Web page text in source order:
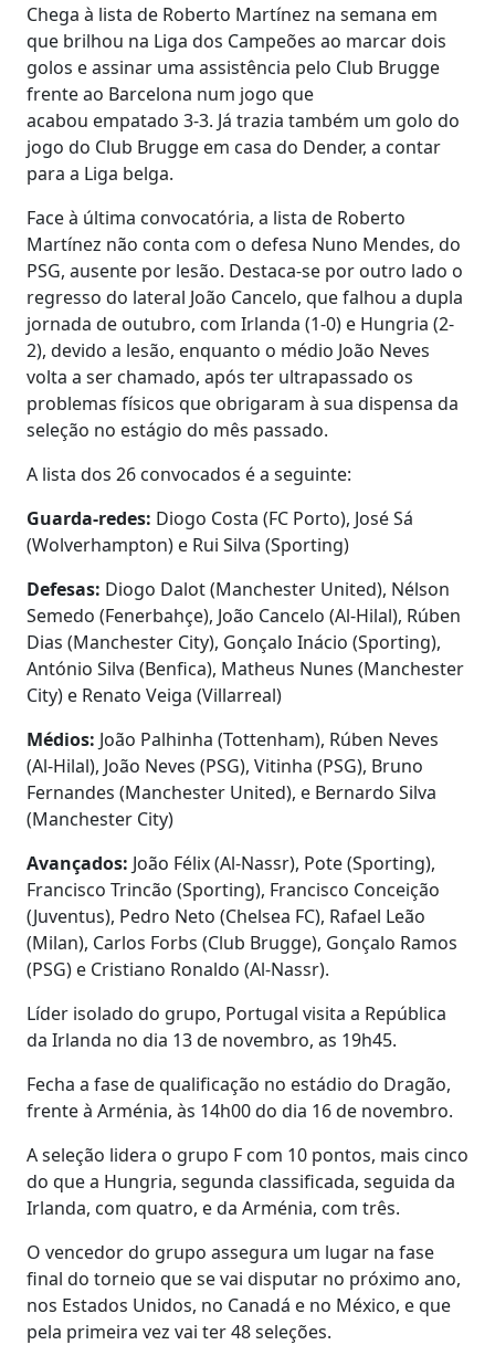
Chega à lista de Roberto Martínez na semana em
que brilhou na Liga dos Campeões ao marcar dois
golos e assinar uma assistência pelo Club Brugge
frente ao Barcelona num jogo que
acabou empatado 3-3. Já trazia também um golo do
jogo do Club Brugge em casa do Dender, a contar
para a Liga belga.
Face à última convocatória, a lista de Roberto
Martínez não conta com o defesa Nuno Mendes, do
PSG, ausente por lesão. Destaca-se por outro lado o
regresso do lateral João Cancelo, que falhou a dupla
jornada de outubro, com Irlanda (1-0) e Hungria (2-
2), devido a lesão, enquanto o médio João Neves
volta a ser chamado, após ter ultrapassado os
problemas físicos que obrigaram à sua dispensa da
seleção no estágio do mês passado.
A lista dos 26 convocados é a seguinte:
Guarda-redes: Diogo Costa (FC Porto), José Sá
(Wolverhampton) e Rui Silva (Sporting)
Defesas: Diogo Dalot (Manchester United), Nélson
Semedo (Fenerbahçe), João Cancelo (Al-Hilal), Rúben
Dias (Manchester City), Gonçalo Inácio (Sporting),
António Silva (Benfica), Matheus Nunes (Manchester
City) e Renato Veiga (Villarreal)
Médios: João Palhinha (Tottenham), Rúben Neves
(Al-Hilal), João Neves (PSG), Vitinha (PSG), Bruno
Fernandes (Manchester United), e Bernardo Silva
(Manchester City)
Avançados: João Félix (Al-Nassr), Pote (Sporting),
Francisco Trincão (Sporting), Francisco Conceição
(Juventus), Pedro Neto (Chelsea FC), Rafael Leão
(Milan), Carlos Forbs (Club Brugge), Gonçalo Ramos
(PSG) e Cristiano Ronaldo (Al-Nassr).
Líder isolado do grupo, Portugal visita a República
da Irlanda no dia 13 de novembro, as 19h45.
Fecha a fase de qualificação no estádio do Dragão,
frente à Arménia, às 14h00 do dia 16 de novembro.
A seleção lidera o grupo F com 10 pontos, mais cinco
do que a Hungria, segunda classificada, seguida da
Irlanda, com quatro, e da Arménia, com três.
O vencedor do grupo assegura um lugar na fase
final do torneio que se vai disputar no próximo ano,
nos Estados Unidos, no Canadá e no México, e que
pela primeira vez vai ter 48 seleções.